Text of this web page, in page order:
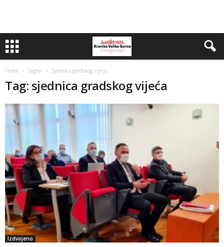
Home Tagovi Sjednica gradskog vijeća
Tag: sjednica gradskog vijeća
Izdvojeno